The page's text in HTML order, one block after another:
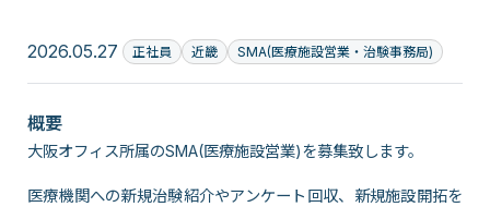
2026.05.27 正社員 近畿 SMA(医療施設営業・治験事務局)
概要
大阪オフィス所属のSMA(医療施設営業)を募集致します。
医療機関への新規治験紹介やアンケート回収、新規施設開拓を